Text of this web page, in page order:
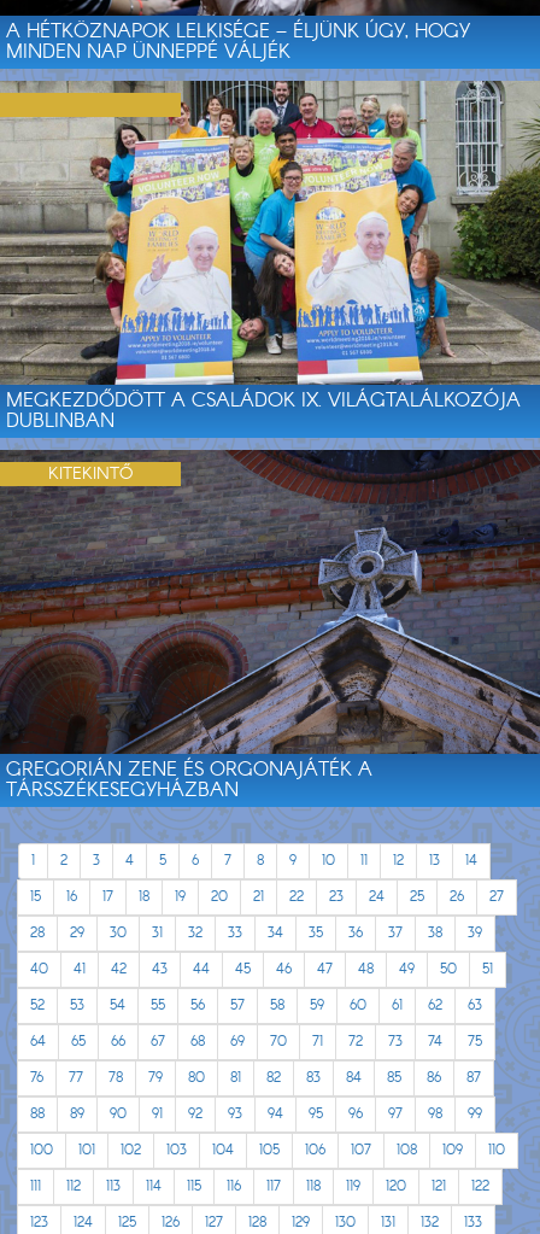
A HÉTKÖZNAPOK LELKISÉGE – ÉLJÜNK ÚGY, HOGY
MINDEN NAP ÜNNEPPÉ VÁLJÉK
MEGKEZDŐDÖTT A CSALÁDOK IX. VILÁGTALÁLKOZÓJA
DUBLINBAN
GREGORIÁN ZENE ÉS ORGONAJÁTÉK A
TÁRSSZÉKESEGYHÁZBAN
KITEKINTŐ
1 2 3 4 5 6 7 8 9 10 11 12 13
14
15
16 17 18 19 20 21 22 23 24 25 26
27
28
29 30 31 32 33 34 35 36 37 38
39
40
41 42 43 44 45 46 47 48 49 50
51
52
53 54 55 56 57 58 59 60 61 62
63
64
65 66 67 68 69 70 71 72 73 74
75
76
77 78 79 80 81 82 83 84 85 86
87
88
89 90 91 92 93 94 95 96 97 98
99
100
101 102 103 104 105 106 107 108 109
110
111
112 113 114 115 116 117 118 119 120 121
122
123
124 125 126 127 128 129 130 131 132
133